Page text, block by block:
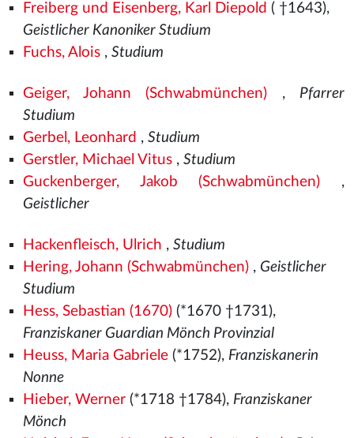
Freiberg und Eisenberg, Karl Diepold ( †1643),
Geistlicher Kanoniker Studium
Fuchs, Alois, Studium
Geiger, Johann (Schwabmünchen) , Pfarrer
Studium
Gerbel, Leonhard , Studium
Gerstler, Michael Vitus, Studium
Guckenberger, Jakob (Schwabmünchen) ,
Geistlicher
Hackenfleisch, Ulrich , Studium
Hering, Johann (Schwabmünchen), Geistlicher
Studium
Hess, Sebastian (1670)(*1670 †1731),
Franziskaner Guardian Mönch Provinzial
Heuss, Maria Gabriele(*1752), Franziskanerin
Nonne
Hieber, Werner(*1718 †1784), Franziskaner
Mönch